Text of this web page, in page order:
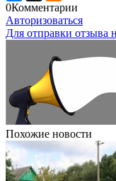
0Комментарии
Авторизоваться
Для отправки отзыва
Похожие новости